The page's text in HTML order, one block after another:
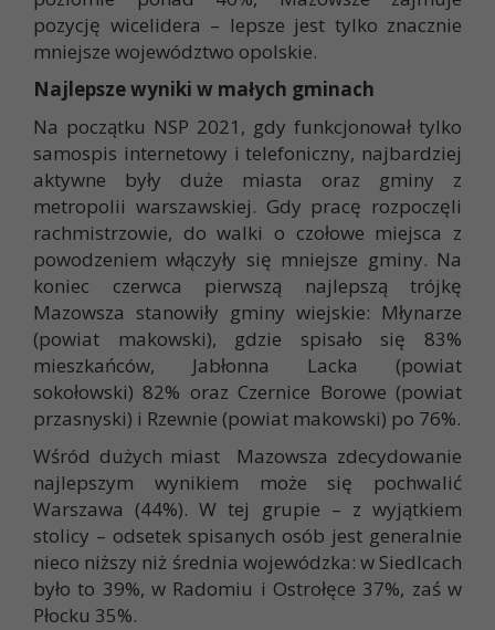
pozycję wicelidera – lepsze jest tylko znacznie
mniejsze województwo opolskie.
Najlepsze wyniki w małych gminach
Na początku NSP 2021, gdy funkcjonował tylko
samospis internetowy i telefoniczny, najbardziej
aktywne były duże miasta oraz gminy z
metropolii warszawskiej. Gdy pracę rozpoczęli
rachmistrzowie, do walki o czołowe miejsca z
powodzeniem włączyły się mniejsze gminy. Na
koniec czerwca pierwszą najlepszą trójkę
Mazowsza stanowiły gminy wiejskie: Młynarze
(powiat makowski), gdzie spisało się 83%
mieszkańców, Jabłonna Lacka (powiat
sokołowski) 82% oraz Czernice Borowe (powiat
przasnyski) i Rzewnie (powiat makowski) po 76%.
Wśród dużych miast Mazowsza zdecydowanie
najlepszym wynikiem może się pochwalić
Warszawa (44%). W tej grupie – z wyjątkiem
stolicy – odsetek spisanych osób jest generalnie
nieco niższy niż średnia wojewódzka: w Siedlcach
było to 39%, w Radomiu i Ostrołęce 37%, zaś w
Płocku 35%.